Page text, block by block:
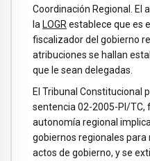
Coordinación Regional. El
la LOGR establece que es
fiscalizador del gobierno
atribuciones se hallan
que le sean delegadas.
El Tribunal Constitucional
sentencia 02-2005-PI/TC,
autonomía regional
gobiernos regionales
actos de gobierno, y se